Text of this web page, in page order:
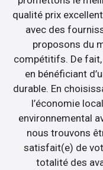
qualité prix
avec des
proposons du
compétitifs. De
en bénéficiant
durable. En
l’économie
environnemental
nous trouvons
satisfait(e) de
totalité des